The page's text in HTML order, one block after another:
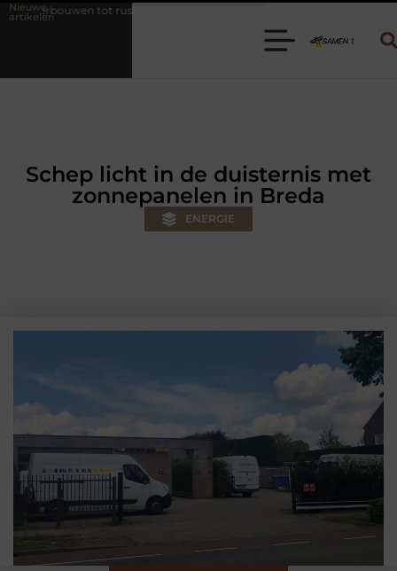
Nieuwe
artikelen
rustoase met een gietvloer in Brabant
Schep licht in de duisternis met
zonnepanelen in Breda
ENERGIE